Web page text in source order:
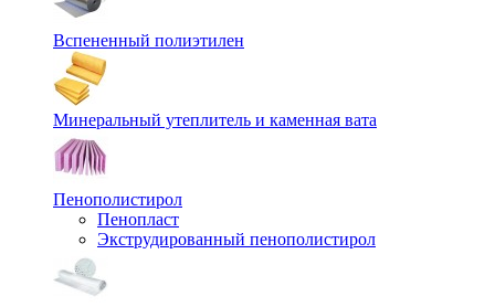
Вспененный полиэтилен
Минеральный утеплитель и каменная вата
Пенополистирол
Пенопласт
Экструдированный пенополистирол